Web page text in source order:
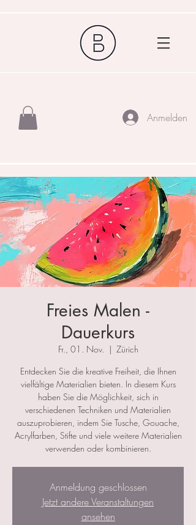
Anmelden
Freies Malen -
Dauerkurs
Fr., 01. Nov.
  |
Zürich
Entdecken Sie die kreative Freiheit, die Ihnen
vielfältige Materialien bieten. In diesem Kurs
haben Sie die Möglichkeit, sich in
verschiedenen Techniken und Materialien
auszuprobieren, indem Sie Tusche, Gouache,
Acrylfarben, Stifte und viele weitere Materialien
verwenden oder kombinieren.
Anmeldung geschlossen
Jetzt andere Veranstaltungen
ansehen